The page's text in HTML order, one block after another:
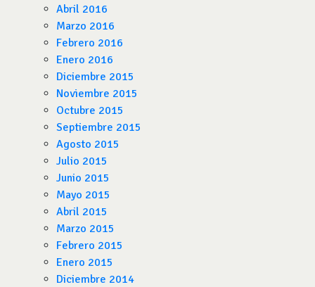
Abril 2016
Marzo 2016
Febrero 2016
Enero 2016
Diciembre 2015
Noviembre 2015
Octubre 2015
Septiembre 2015
Agosto 2015
Julio 2015
Junio 2015
Mayo 2015
Abril 2015
Marzo 2015
Febrero 2015
Enero 2015
Diciembre 2014